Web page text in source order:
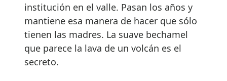
institución en el valle. Pasan los años y
mantiene esa manera de hacer que sólo
tienen las madres. La suave bechamel
que parece la lava de un volcán es el
secreto.